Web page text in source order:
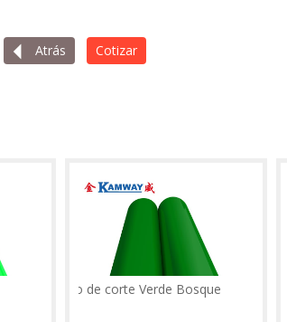
Atrás Cotizar
Vinilo de corte Verde Bosque